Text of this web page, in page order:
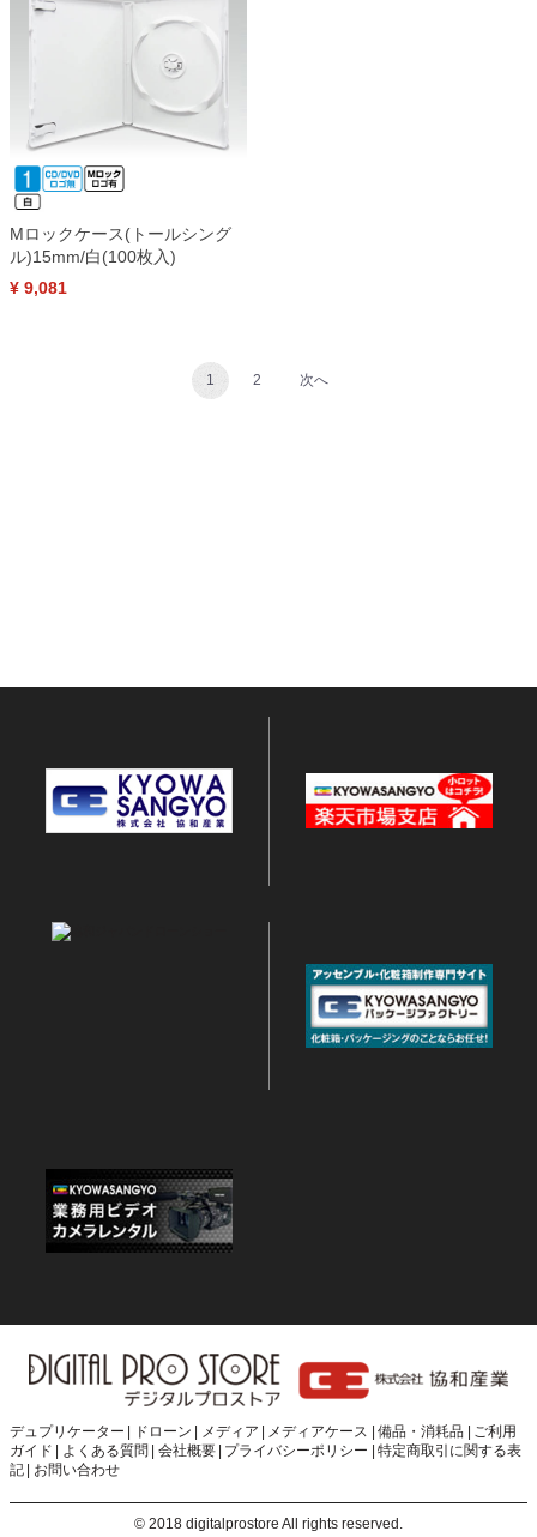
Mロックケース(トールシング
ル)15mm/白(100枚入)
¥ 9,081
1 2 次へ
デュプリケーター ドローン メディア メディアケース 備品・消耗品
ご利用
ガイド
よくある質問 会社概要 プライバシーポリシー
特定商取引に関する表
記
お問い合わせ
© 2018 digitalprostore All rights reserved.